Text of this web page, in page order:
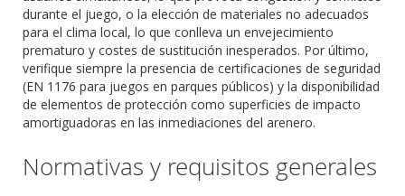
durante el juego, o la elección de materiales no adecuados
para el clima local, lo que conlleva un envejecimiento
prematuro y costes de sustitución inesperados. Por último,
verifique siempre la presencia de certificaciones de seguridad
(EN 1176 para juegos en parques públicos) y la disponibilidad
de elementos de protección como superficies de impacto
amortiguadoras en las inmediaciones del arenero.
Normativas y requisitos generales